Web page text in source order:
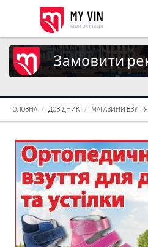
ГОЛОВНА ДОВІДНИК МАГАЗИНИ ВЗУТТЯ